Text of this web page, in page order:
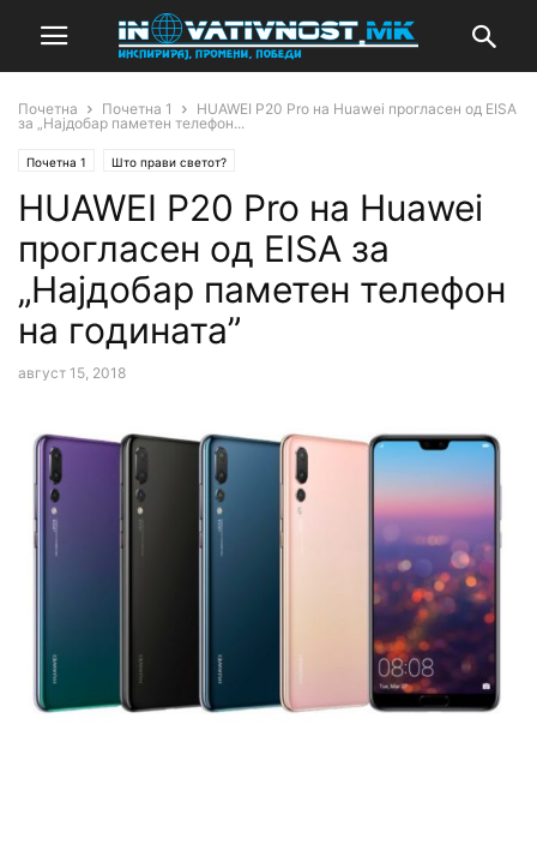
Почетна Почетна 1
HUAWEI P20 Pro на Huawei прогласен од EISA
за „Најдобар паметен телефон...
Почетна 1 Што прави светот?
HUAWEI P20 Pro на Huawei
прогласен од EISA за
„Најдобар паметен телефон
на годината”
август 15, 2018